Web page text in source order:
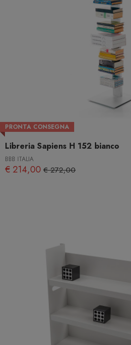
PRONTA CONSEGNA
Libreria Sapiens H 152 bianco
BBB ITALIA
€ 214,00 € 272,00